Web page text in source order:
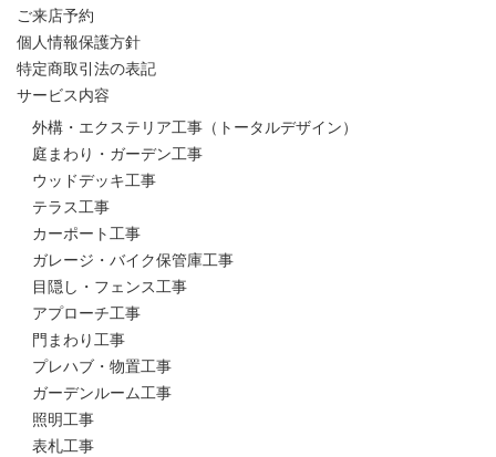
ご来店予約
個人情報保護方針
特定商取引法の表記
サービス内容
外構・エクステリア工事（トータルデザイン）
庭まわり・ガーデン工事
ウッドデッキ工事
テラス工事
カーポート工事
ガレージ・バイク保管庫工事
目隠し・フェンス工事
アプローチ工事
門まわり工事
プレハブ・物置工事
ガーデンルーム工事
照明工事
表札工事